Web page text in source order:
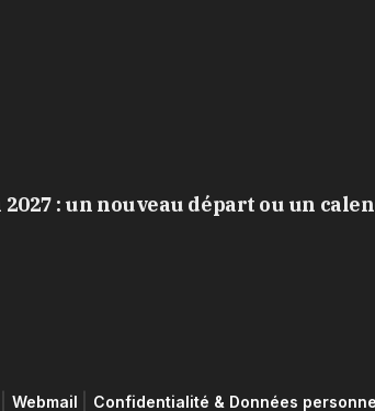
2027 : un nouveau départ ou un
Webmail Confidentialité & Données